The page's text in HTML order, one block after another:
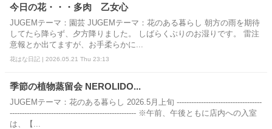
今日の花・・・多肉 乙女心
JUGEMテーマ：園芸 JUGEMテーマ：花のある暮らし 朝方の雨を期待
してたら降らず、夕方降りました。 しばらくぶりのお湿りです。 雷注
意報とか出てますが、お手柔らかに...
花はな日記 | 2026.05.21 Thu 23:13
季節の植物蒸留会 NEROLIDO...
JUGEMテーマ：花のある暮らし 2026.5月上旬 -----------------------------------
---------------------------------------------------- ※午前、午後ともに店内への入室
は、【...